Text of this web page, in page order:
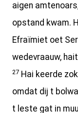
aigen
opstand kwam.
Efraïmiet oet
wedevraauw,
27 Hai keerde
omdat dij t
t leste gat in